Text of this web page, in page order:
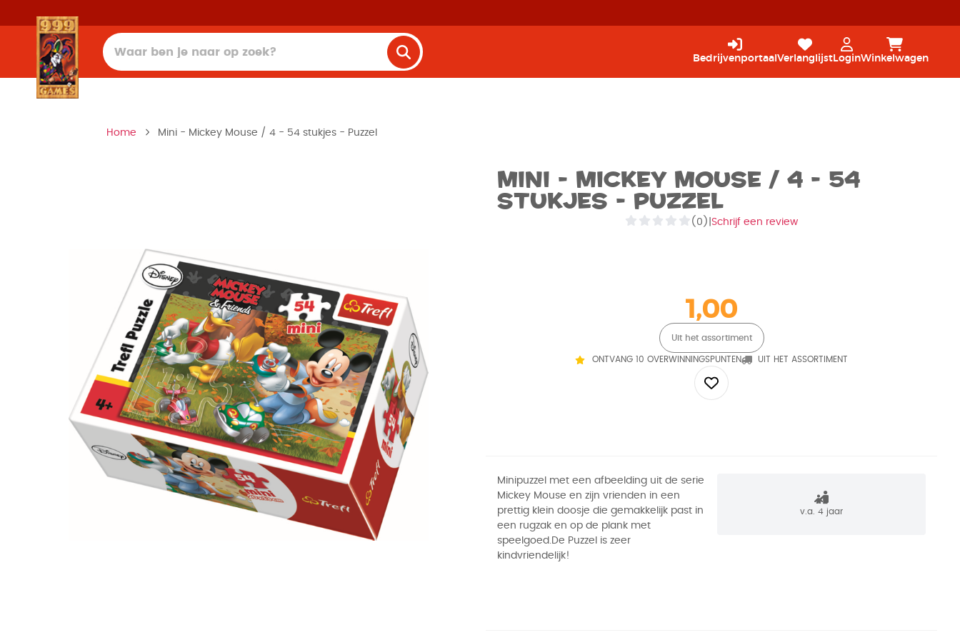
Bedrijvenportaal Verlanglijst LoginWinkelwagen
Home Mini - Mickey Mouse / 4 - 54 stukjes - Puzzel
Mini - Mickey Mouse / 4 - 54
stukjes - Puzzel
(0) Schrijf een review
1,00
Uit het assortiment
ONTVANG 10 OVERWINNINGSPUNTEN UIT HET ASSORTIMENT
Minipuzzel met een afbeelding uit de serie
Mickey Mouse en zijn vrienden in een
prettig klein doosje die gemakkelijk past in
een rugzak en op de plank met
speelgoed.De Puzzel is zeer
kindvriendelijk!
v.a. 4 jaar